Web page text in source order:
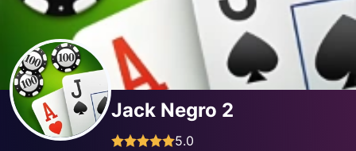
Jack Negro 2
5.0